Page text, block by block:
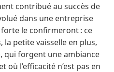
contribué au succès de
dans une entreprise
forte le confirmeront : ce
petite vaisselle en plus,
qui forgent une ambiance
l’efficacité n’est pas en